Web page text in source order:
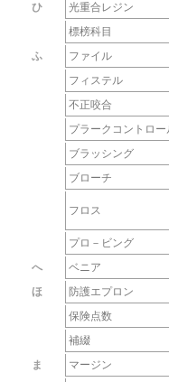
ひ
光重合レジン
標榜科目
ふ
ファイル
フィステル
不正咬合
プラークコントロー
ブラッシング
ブローチ
フロス
プロ－ビング
へ
ベニア
ほ
防護エプロン
保険点数
補綴
ま
マージン